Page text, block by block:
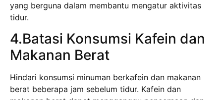
yang berguna dalam membantu mengatur aktivitas
tidur.
4.Batasi Konsumsi Kafein dan
Makanan Berat
Hindari konsumsi minuman berkafein dan makanan
berat beberapa jam sebelum tidur. Kafein dan